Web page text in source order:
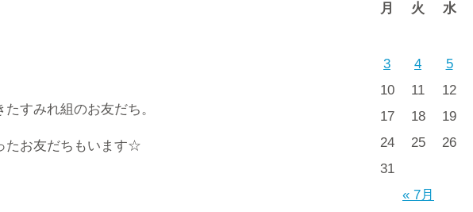
すみれ組のお友だち。
たお友だちもいます☆
月
火 水
« 7月
3
4 5
10
11 12
17
18 19
24
25 26
31